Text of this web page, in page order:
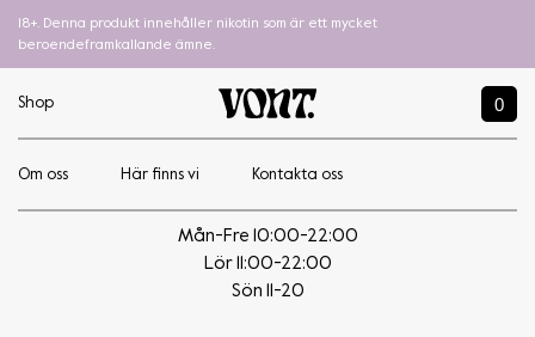
18+. Denna produkt innehåller nikotin som är ett mycket
beroendeframkallande ämne.
Shop 0
Om oss Här finns vi Kontakta oss
Skepparns tobak
Mån-Fre 10:00-22:00
Lör 11:00-22:00
Sön 11-20